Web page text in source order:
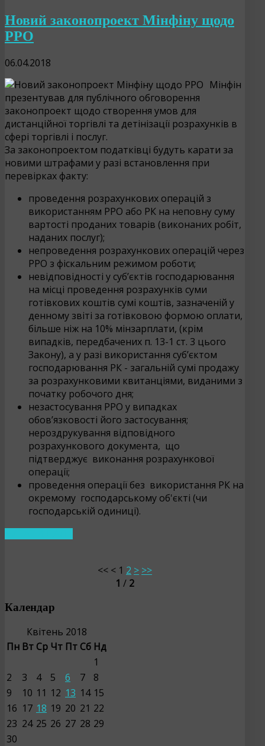
Новий законопроект Мінфіну щодо
РРО
06.04.2018
Мінфін
презентував для публічного обговорення
законопроект щодо створення умов для
дистанційної торгівлі та детінізації розрахунків в
сфері торгівлі і послуг.
За законопроектом податківці будуть карати за
новими штрафами у разі встановлення при
перевірках факту:
проведення розрахункових операцій з
використанням РРО або РК на неповну суму
вартості проданих товарів (виконаних робіт,
наданих послуг);
непроведення розрахункових операцій через
РРО з фіскальним режимом роботи;
невідповідності у суб’єктів господарювання
на місці проведення розрахунків суми
готівкових коштів сумі коштів, зазначеній у
денному звіті за готівковою формою оплати,
більше ніж на 10% мінзарплати, (крім
випадків, передбачених п. 13-1 ст. 3 цього
Закону), а у разі використання суб’єктом
господарювання РК - загальній сумі продажу
за розрахунковими квитанціями, виданими з
початку робочого дня;
незастосування РРО у випадках
обов’язковості його застосування;
нероздрукування відповідного
розрахункового документа, що
підтверджує виконання розрахункової
операції;
проведення операції без використання РК на
окремому господарському об'єкті (чи
господарській одиниці).
<< < 1 2 > >>
1 / 2
Календар
Квітень 2018
Пн Вт Ср Чт Пт Сб Нд
1
2
3 4 5 6 7
8
9
10 11 12 13 14 15
16 17 18 19 20 21 22
23 24 25 26 27 28 29
30